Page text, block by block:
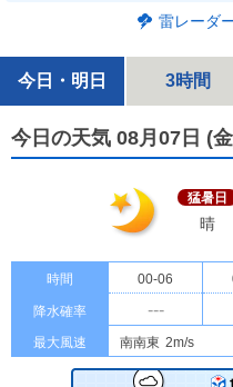
雷レーダ
今日・明日 3時間
今日の天気 08月07日 (金
猛暑日
晴
時間 00-06
降水確率 ---
最大風速 南南東 2m/s